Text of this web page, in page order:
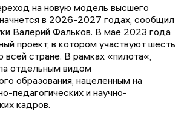
на новую модель высшего
в 2026-2027 годах, сообщил
Валерий Фальков. В мае 2023 года
проект, в котором участвуют шесть
всей стране. В рамках «пилота«,
отдельным видом
образования, нацеленным на
педагогических и научно-
кадров.